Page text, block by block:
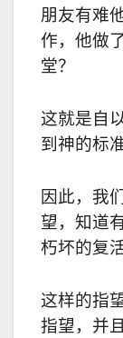
朋友有难
作，他做
堂？
这就是自
到神的标
因此，我
望，知道
朽坏的复
这样的指
指望，并